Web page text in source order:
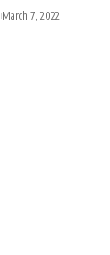
March 7, 2022